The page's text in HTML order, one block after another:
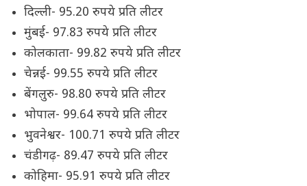
दिल्ली- 95.20 रुपये प्रति लीटर
मुंबई- 97.83 रुपये प्रति लीटर
कोलकाता- 99.82 रुपये प्रति लीटर
चेन्नई- 99.55 रुपये प्रति लीटर
बेंगलुरु- 98.80 रुपये प्रति लीटर
भोपाल- 99.64 रुपये प्रति लीटर
भुवनेश्वर- 100.71 रुपये प्रति लीटर
चंडीगढ़- 89.47 रुपये प्रति लीटर
कोहिमा- 95.91 रुपये प्रति लीटर